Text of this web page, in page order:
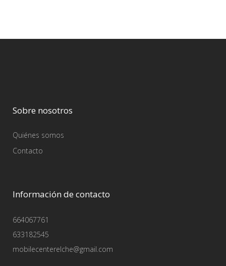
Sobre nosotros
Quiénes somos
Contacto
Información de contacto
664067761
633182545
mobilecenterelche@gmail.com